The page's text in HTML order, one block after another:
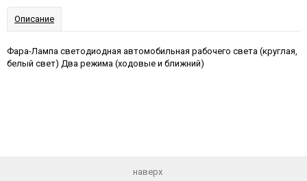
Описание
Фара-Лампа светодиодная автомобильная рабочего света (круглая,
белый свет) Два режима (ходовые и ближний)
наверх